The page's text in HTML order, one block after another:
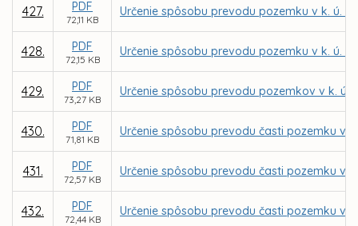
427. PDF
72,11 KB
Určenie spôsobu prevodu pozemku v k. ú.
428. PDF
72,15 KB
Určenie spôsobu prevodu pozemku v k. ú.
429. PDF
73,27 KB
Určenie spôsobu prevodu pozemkov v k. ú.
430. PDF
71,81 KB
Určenie spôsobu prevodu časti pozemku v
431. PDF
72,57 KB
Určenie spôsobu prevodu časti pozemku v
432. PDF
72,44 KB
Určenie spôsobu prevodu časti pozemku v